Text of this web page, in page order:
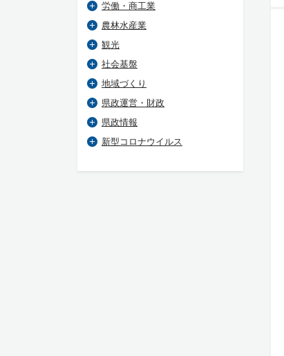
労働・商工業
農林水産業
観光
社会基盤
地域づくり
県政運営・財政
県政情報
新型コロナウイルス